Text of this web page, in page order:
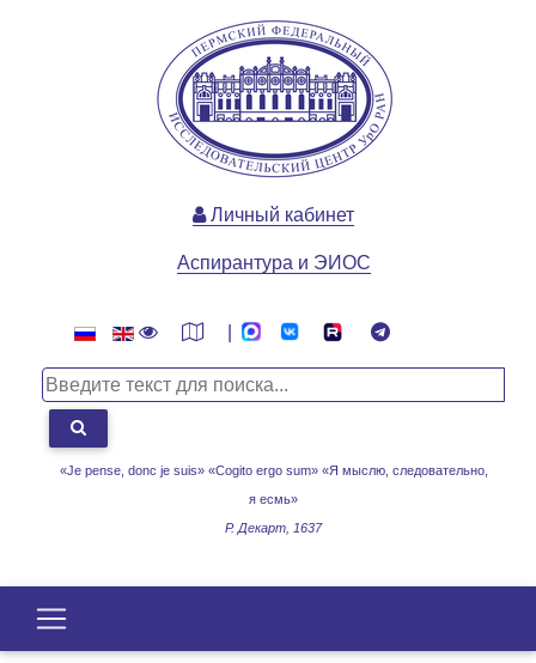
«Je pense, donc je suis» «Cogito ergo sum» «Я мыслю, следовательно,
я есмь»
Р. Декарт, 1637
Личный кабинет
Аспирантура и ЭИОС